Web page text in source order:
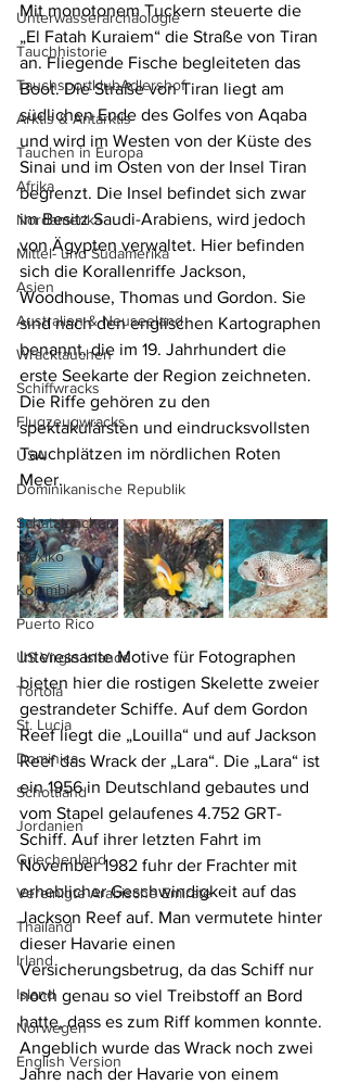
Unterwasserarchäologie
Tauchhistorie
TauchsportklubAdlershof
Arktis & Antarktis
Tauchen in Europa
Afrika
Nordamerika
Mittel- und Südamerika
Asien
Australien & Neuseeland
Wracktauchen
Schiffwracks
Flugzeugwracks
USA
Dominikanische Republik
Schatztauchen
Mexiko
Kolumbien
Puerto Rico
US Virgin Islands
Tortola
St. Lucia
Dominica
Schottland
Jordanien
Griechenland
Vereinigte Arabische Emirate
Thailand
Irland
Island
Norwegen
English Version
Mit monotonem Tuckern steuerte die
„El Fatah Kuraiem“ die Straße von Tiran
an. Fliegende Fische begleiteten das
Boot. Die Straße von Tiran liegt am
südlichen Ende des Golfes von Aqaba
und wird im Westen von der Küste des
Sinai und im Osten von der Insel Tiran
begrenzt. Die Insel befindet sich zwar
im Besitz Saudi-Arabiens, wird jedoch
von Ägypten verwaltet. Hier befinden
sich die Korallenriffe Jackson,
Woodhouse, Thomas und Gordon. Sie
sind nach den englischen Kartographen
benannt, die im 19. Jahrhundert die
erste Seekarte der Region zeichneten.
Die Riffe gehören zu den
spektakulärsten und eindrucksvollsten
Tauchplätzen im nördlichen Roten
Meer.
Interessante Motive für Fotographen
bieten hier die rostigen Skelette zweier
gestrandeter Schiffe. Auf dem Gordon
Reef liegt die „Louilla“ und auf Jackson
Reef das Wrack der „Lara“. Die „Lara“ ist
ein 1956 in Deutschland gebautes und
vom Stapel gelaufenes 4.752 GRT-
Schiff. Auf ihrer letzten Fahrt im
November 1982 fuhr der Frachter mit
erheblicher Geschwindigkeit auf das
Jackson Reef auf. Man vermutete hinter
dieser Havarie einen
Versicherungsbetrug, da das Schiff nur
noch genau so viel Treibstoff an Bord
hatte, dass es zum Riff kommen konnte.
Angeblich wurde das Wrack noch zwei
Jahre nach der Havarie von einem